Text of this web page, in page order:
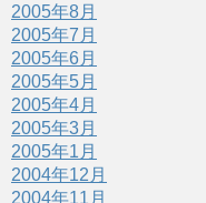
2005年8月
2005年7月
2005年6月
2005年5月
2005年4月
2005年3月
2005年1月
2004年12月
2004年11月